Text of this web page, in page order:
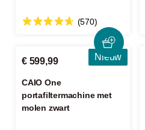
(570)
Nieuw
€ 599,99
CAIO One
portafiltermachine met
molen zwart